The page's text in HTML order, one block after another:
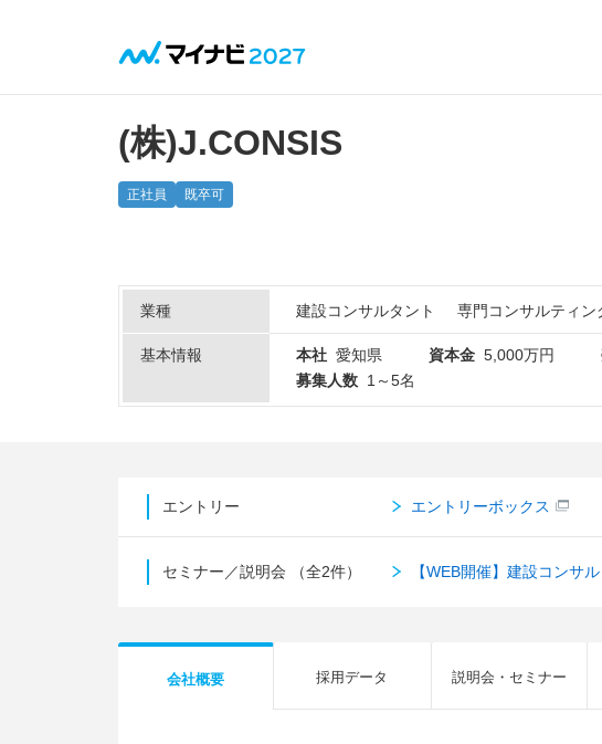
(株)J.CONSIS
正社員 既卒可
業種 建設コンサルタント 専門コンサルティン
基本情報 本社 愛知県 資本金 5,000万円
募集人数 1～5名
エントリー エントリーボックス
セミナー／説明会 （全2件） 【WEB開催】建設コン
会社概要 採用データ 説明会・セミナー